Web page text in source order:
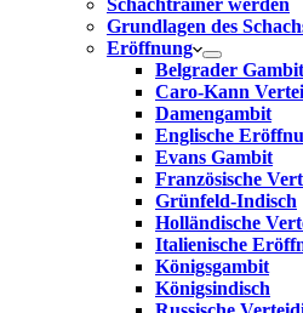
Schachtrainer werden
Grundlagen des
Eröffnung
Belgrader Gambit
Caro-Kann
Damengambit
Englische
Evans Gambit
Französische
Grünfeld-Indisch
Holländische
Italienische
Königsgambit
Königsindisch